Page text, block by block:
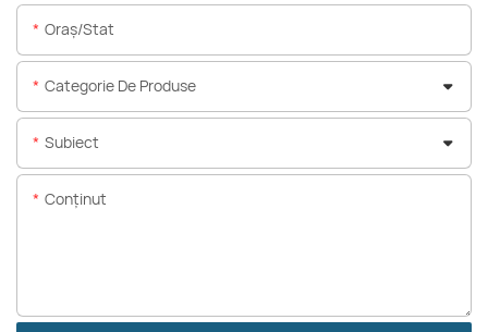
Oraș/stat
Categorie De Produse
Subiect
Conţinut